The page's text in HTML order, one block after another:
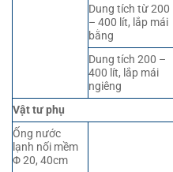
Dung tích từ 200
– 400 lít, lắp mái
bằng
Dung tích 200 –
400 lít, lắp mái
ngiêng
Vật tư phụ
Ống nước
lạnh nối mềm
Φ 20, 40cm